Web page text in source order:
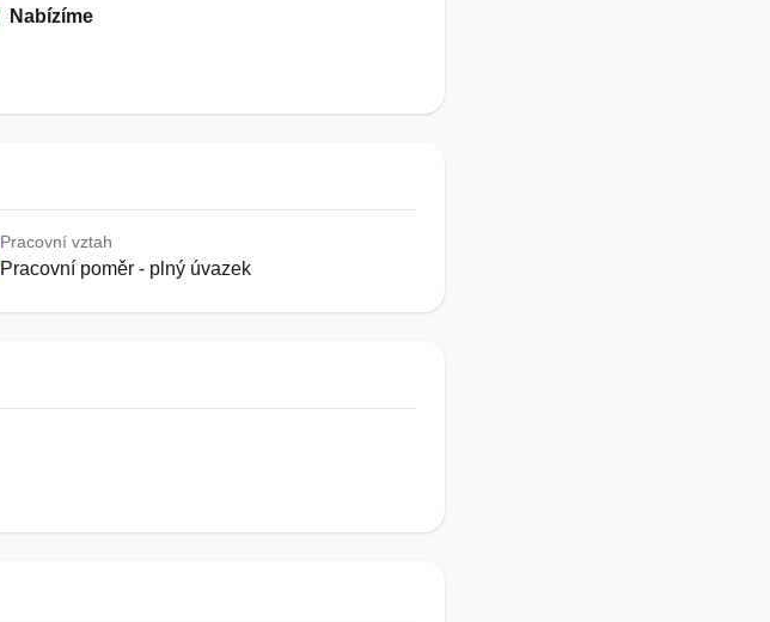
Nabízíme
Pracovní vztah
Pracovní poměr - plný úvazek